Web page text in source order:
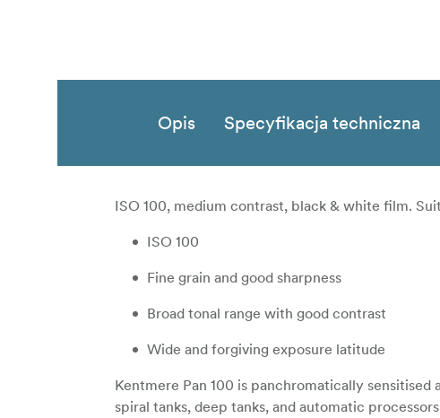
Opis Specyfikacja techniczna
ISO 100, medium contrast, black & white film.
ISO 100
Fine grain and good sharpness
Broad tonal range with good contrast
Wide and forgiving exposure latitude
Kentmere Pan 100 is panchromatically
spiral tanks, deep tanks, and automatic